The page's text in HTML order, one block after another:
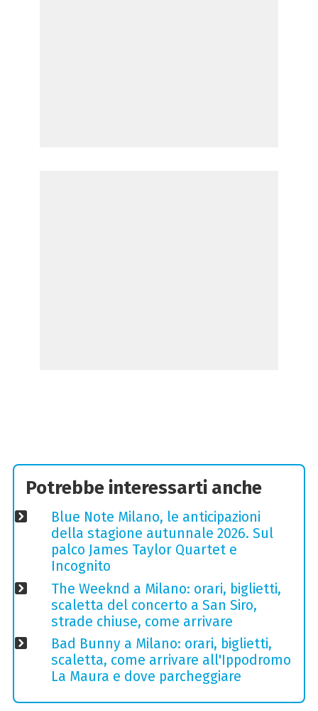
Potrebbe interessarti anche
Blue Note Milano, le anticipazioni
della stagione autunnale 2026. Sul
palco James Taylor Quartet e
Incognito
The Weeknd a Milano: orari, biglietti,
scaletta del concerto a San Siro,
strade chiuse, come arrivare
Bad Bunny a Milano: orari, biglietti,
scaletta, come arrivare all'Ippodromo
La Maura e dove parcheggiare